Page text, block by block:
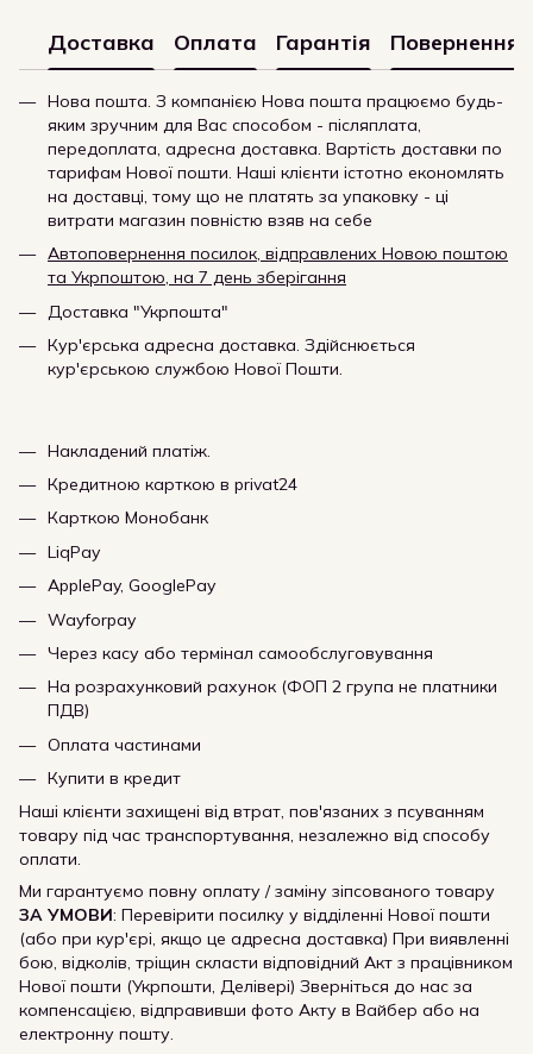
Доставка Оплата Гарантія Повернення
Нова пошта. З компанією Нова пошта працюємо будь-
яким зручним для Вас способом - післяплата,
передоплата, адресна доставка. Вартість доставки по
тарифам Нової пошти. Наші клієнти істотно економлять
на доставці, тому що не платять за упаковку - ці
витрати магазин повністю взяв на себе
Автоповернення посилок, відправлених Новою поштою
та Укрпоштою, на 7 день зберігання
Доставка "Укрпошта"
Кур'єрська адресна доставка. Здійснюється
кур'єрською службою Нової Пошти.
Накладений платіж.
Кредитною карткою в privat24
Карткою Монобанк
LiqPay
ApplePay, GooglePay
Wayforpay
Через касу або термінал самообслуговування
На розрахунковий рахунок (ФОП 2 група не платники
ПДВ)
Оплата частинами
Купити в кредит
Наші клієнти захищені від втрат, пов'язаних з псуванням
товару під час транспортування, незалежно від способу
оплати.
Ми гарантуємо повну оплату / заміну зіпсованого товару
ЗА УМОВИ: Перевірити посилку у відділенні Нової пошти
(або при кур'єрі, якщо це адресна доставка) При виявленні
бою, відколів, тріщин скласти відповідний Акт з працівником
Нової пошти (Укрпошти, Делівері) Зверніться до нас за
компенсацією, відправивши фото Акту в Вайбер або на
електронну пошту.